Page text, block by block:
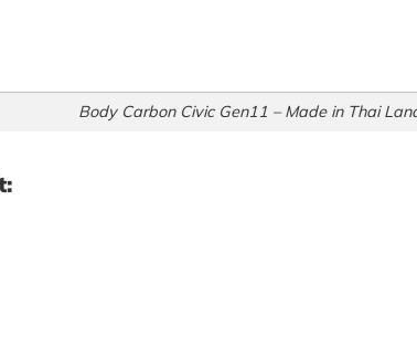
Body Carbon Civic Gen11 – Made in Thai